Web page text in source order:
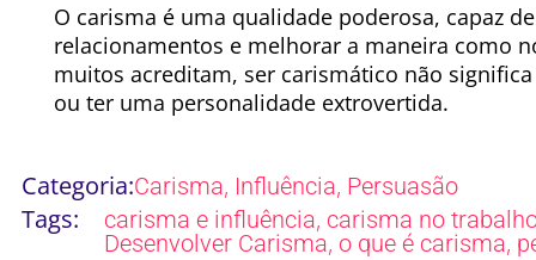
O carisma é uma qualidade poderosa, capaz
relacionamentos e melhorar a maneira como
muitos acreditam, ser carismático não
ou ter uma personalidade extrovertida.
Categoria:Carisma, Influência, Persuasão
Tags: carisma e influência, carisma no
Desenvolver Carisma, o que é carisma,